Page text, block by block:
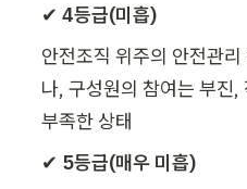
✔ 4등급(미흡)
안전조직 위주의 안전관
나, 구성원의 참여는 부진,
부족한 상태
✔ 5등급(매우 미흡)